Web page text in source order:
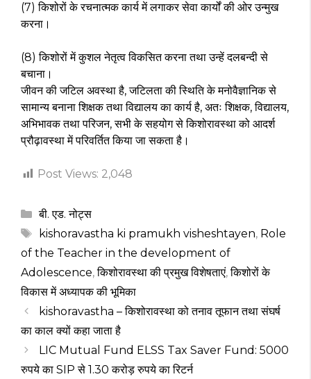
(7) किशोरों के रचनात्मक कार्य में लगाकर सेवा कार्यों की ओर उन्मुख
करना।
(8) किशोरों में कुशल नेतृत्व विकसित करना तथा उन्हें दलबन्दी से
बचाना।
जीवन की जटिल अवस्था है, जटिलता की स्थिति के मनोवैज्ञानिक से
सामान्य बनाना शिक्षक तथा विद्यालय का कार्य है, अतः शिक्षक, विद्यालय,
अभिभावक तथा परिजन, सभी के सहयोग से किशोरावस्था को आदर्श
प्रौढ़ावस्था में परिवर्तित किया जा सकता है।
Post Views: 2,048
Categories
बी. एड. नोट्स
Tags
kishoravastha ki pramukh visheshtayen, Role
of the Teacher in the development of
Adolescence,किशोरावस्था की प्रमुख विशेषताएं,किशोरों के
विकास में अध्यापक की भूमिका
kishoravastha – किशोरावस्था को तनाव तूफान तथा संघर्ष
का काल क्यों कहा जाता है
LIC Mutual Fund ELSS Tax Saver Fund: 5000
रुपये का SIP से 1.30 करोड़ रुपये का रिटर्न